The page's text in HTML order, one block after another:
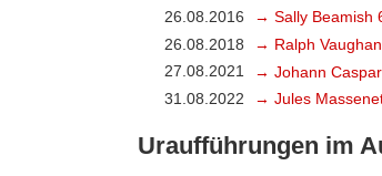
26.08.2016
→ Sally Beamish
26.08.2018
→ Ralph
27.08.2021
→ Johann
31.08.2022
→ Jules
Uraufführungen im